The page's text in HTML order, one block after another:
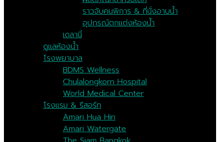
ราวจับคนพิการ & ที่นั่งอาบน้ำ
อุปกรณ์ตกแต่งห้องน้ำ
เดลานี่
ดูแลห้องน้ำ
โรงพยาบาล
BDMS Wellness
Chulalongkorn Hospital
World Medical Center
โรงแรม & รีสอร์ท
Amari Hua Hin
Amari Watergate